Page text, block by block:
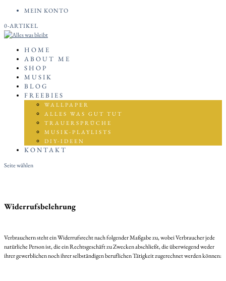
MEIN KONTO
0-ARTIKEL
HOME
ABOUT ME
SHOP
MUSIK
BLOG
FREEBIES
WALLPAPER
ALLES WAS GUT TUT
TRAUERSPRÜCHE
MUSIK-PLAYLISTS
DIY-IDEEN
KONTAKT
Seite wählen
Widerrufsbelehrung
Verbrauchern steht ein Widerrufsrecht nach folgender Maßgabe zu, wobei Verbraucher jede
natürliche Person ist, die ein Rechtsgeschäft zu Zwecken abschließt, die überwiegend weder
ihrer gewerblichen noch ihrer selbständigen beruflichen Tätigkeit zugerechnet werden können: